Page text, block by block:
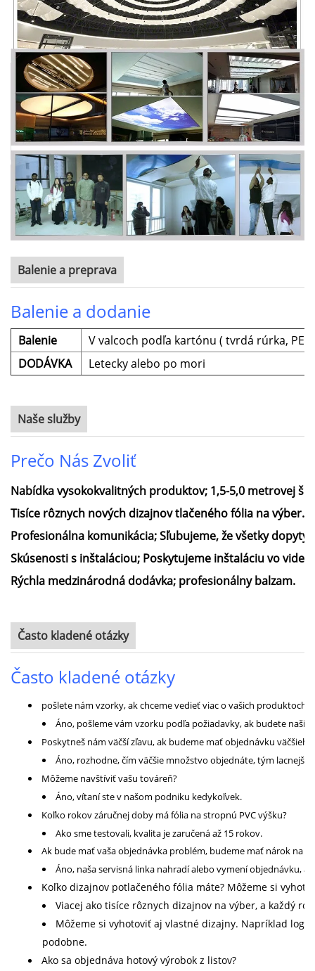
Balenie a preprava
Balenie a dodanie
Balenie V valcoch podľa kartónu ( tvrdá rúrka, PE
DODÁVKA
Letecky alebo po mori
Naše služby
Prečo Nás Zvoliť
Nabídka vysokokvalitných produktov; 1,5-5,0 metrovej
Tisíce rôznych nových dizajnov tlačeného fólia na výber.
Profesionálna komunikácia; Sľubujeme, že všetky
Skúsenosti s inštaláciou; Poskytujeme inštaláciu vo
Rýchla medzinárodná dodávka; profesionálny balzam.
Často kladené otázky
Často kladené otázky
pošlete nám vzorky, ak chceme vedieť viac o vašich produktoch?
Áno, pošleme vám vzorku podľa požiadavky, ak budete naši
Poskytneš nám väčší zľavu, ak budeme mať objednávku
Áno, rozhodne, čím väčšie množstvo objednáte, tým
Môžeme navštíviť vašu továreň?
Áno, vítaní ste v našom podniku kedykoľvek.
Koľko rokov záručnej doby má fólia na stropnú PVC výšku?
Ako sme testovali, kvalita je zaručená až 15 rokov.
Ak bude mať vaša objednávka problém, budeme mať nárok na
Áno, naša servisná linka nahradí alebo vymení objednávku,
Koľko dizajnov potlačeného fólia máte? Môžeme si
Viacej ako tisíce rôznych dizajnov na výber, a každý
Môžeme si vyhotoviť aj vlastné dizajny. Napríklad
podobne.
Ako sa objednáva hotový výrobok z listov?